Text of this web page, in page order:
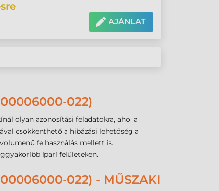
AJÁNLAT
022)
olyan azonosítási feladatokra, ahol a
csökkenthető a hibázási lehetőség a
felhasználás mellett is.
ipari felületeken.
022) - MŰSZAKI